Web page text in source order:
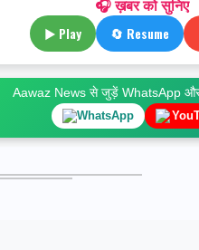
🎧 ख़बर को सुनिए
▶ Play 🔄 Resume
Aawaz News से जुड़ें WhatsApp
WhatsApp